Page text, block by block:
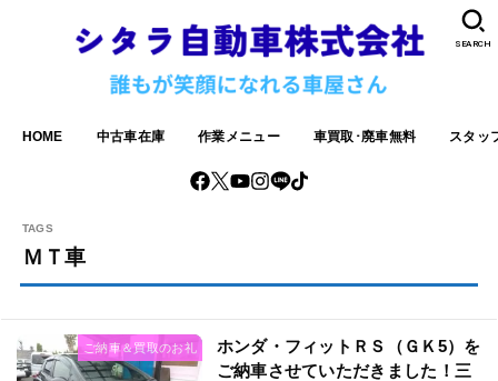
HOME 中古車在庫 作業メニュー 車買取･廃車無料 スタッ
SEARCH
ＭＴ車
ご納車＆買取のお礼
ホンダ・フィットＲＳ（ＧＫ5）を
ご納車させていただきました！三